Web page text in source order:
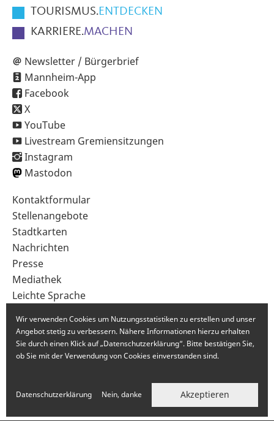
TOURISMUS.ENTDECKEN
KARRIERE.MACHEN
Newsletter / Bürgerbrief
Mannheim-App
Facebook
X
YouTube
Livestream Gremiensitzungen
Instagram
Mastodon
Sekundärnavigation
im
Fußbereich
Kontaktformular
Stellenangebote
Stadtkarten
Nachrichten
Presse
Mediathek
Leichte Sprache
Wir verwenden Cookies um Nutzungsstatistiken zu erstellen und unser
Angebot stetig zu verbessern. Nähere Informationen hierzu erhalten
Sie durch einen Klick auf „Datenschutzerklärung“. Bitte bestätigen Sie,
ob Sie mit der Verwendung von Cookies einverstanden sind.
Datenschutzerklärung Nein, danke Akzeptieren